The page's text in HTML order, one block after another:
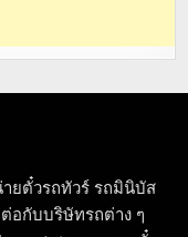
ยตั๋วรถทัวร์ รถมินิบัส
อกับบริษัทรถต่าง ๆ